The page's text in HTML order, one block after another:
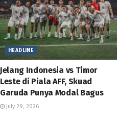
HEADLINE
Jelang Indonesia vs Timor
Leste di Piala AFF, Skuad
Garuda Punya Modal Bagus
July 29, 2026